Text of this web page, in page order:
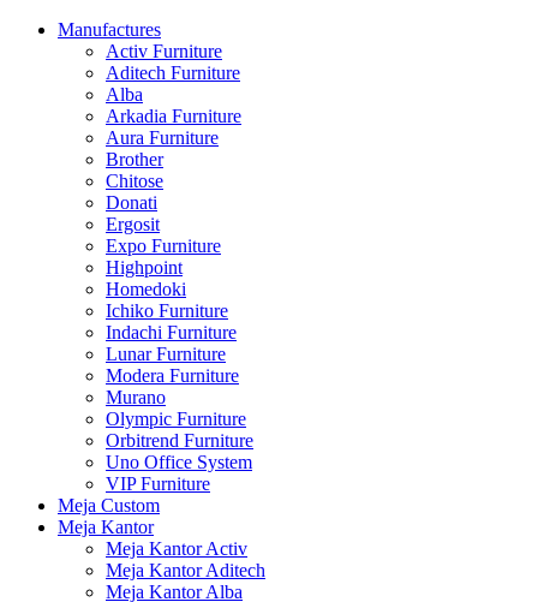
Manufactures
Activ Furniture
Aditech Furniture
Alba
Arkadia Furniture
Aura Furniture
Brother
Chitose
Donati
Ergosit
Expo Furniture
Highpoint
Homedoki
Ichiko Furniture
Indachi Furniture
Lunar Furniture
Modera Furniture
Murano
Olympic Furniture
Orbitrend Furniture
Uno Office System
VIP Furniture
Meja Custom
Meja Kantor
Meja Kantor Activ
Meja Kantor Aditech
Meja Kantor Alba